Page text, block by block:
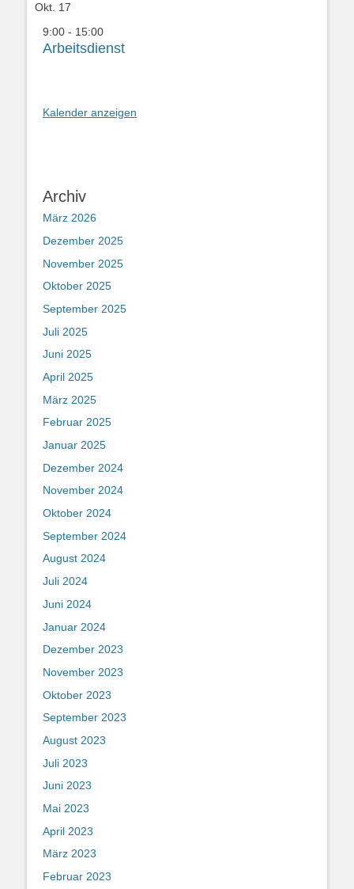
Okt. 17
9:00 - 15:00
Arbeitsdienst
Kalender anzeigen
Archiv
März 2026
Dezember 2025
November 2025
Oktober 2025
September 2025
Juli 2025
Juni 2025
April 2025
März 2025
Februar 2025
Januar 2025
Dezember 2024
November 2024
Oktober 2024
September 2024
August 2024
Juli 2024
Juni 2024
Januar 2024
Dezember 2023
November 2023
Oktober 2023
September 2023
August 2023
Juli 2023
Juni 2023
Mai 2023
April 2023
März 2023
Februar 2023